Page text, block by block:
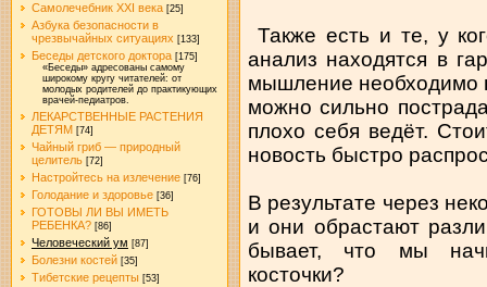
Самолечебник XXI века [25]
Азбука безопасности в
чрезвычайных ситуациях [133]
Беседы детского доктора [175]
«Беседы» адресованы самому
широкому кругу читателей: от
молодых родителей до практикующих
врачей-педиатров.
ЛЕКАРСТВЕННЫЕ РАСТЕНИЯ
ДЕТЯМ [74]
Чайный гриб — природный
целитель [72]
Настройтесь на излечение [76]
Голодание и здоровье [36]
ГОТОВЫ ЛИ ВЫ ИМЕТЬ
РЕБЕНКА? [86]
Человеческий ум [87]
Болезни костей [35]
Тибетские рецепты [53]
Также есть и те, у
анализ находятся в
мышление необходимо
можно сильно
плохо себя ведёт.
новость быстро
В результате через
и они обрастают
бывает, что мы
косточки?